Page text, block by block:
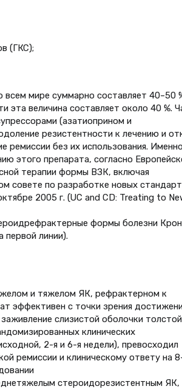
(ГКС);
мире суммарно составляет 40–50
величина составляет около 40 %.
(азатиоприном и
резистентности к лечению и
без их использования.
этого препарата, согласно
терапии формы ВЗК, включая
совете по разработке новых
2005 г. (UC and CD: Treating to
формы болезни
первой линии).
и тяжелом ЯК, рефрактерном к
эффективен с точки зрения
слизистой оболочки толстой
клинических
2-я и 6-я недели), превосходил
ремиссии и клиническому ответу на
стероидорезистентным ЯК,